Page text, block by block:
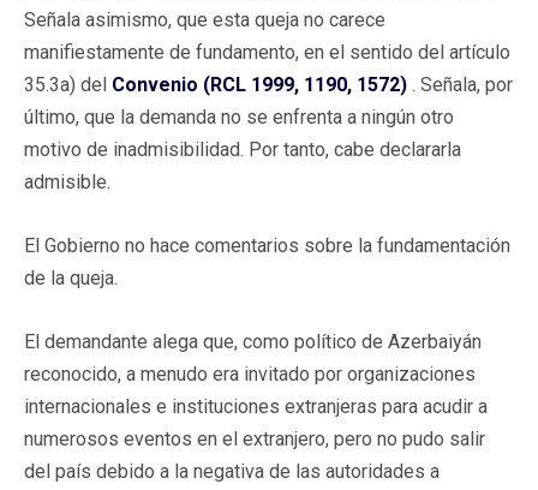
Señala asimismo, que esta queja no carece
manifiestamente de fundamento, en el sentido del artículo
35.3a) del Convenio (RCL 1999, 1190, 1572) . Señala, por
último, que la demanda no se enfrenta a ningún otro
motivo de inadmisibilidad. Por tanto, cabe declararla
admisible.
El Gobierno no hace comentarios sobre la fundamentación
de la queja.
El demandante alega que, como político de Azerbaiyán
reconocido, a menudo era invitado por organizaciones
internacionales e instituciones extranjeras para acudir a
numerosos eventos en el extranjero, pero no pudo salir
del país debido a la negativa de las autoridades a